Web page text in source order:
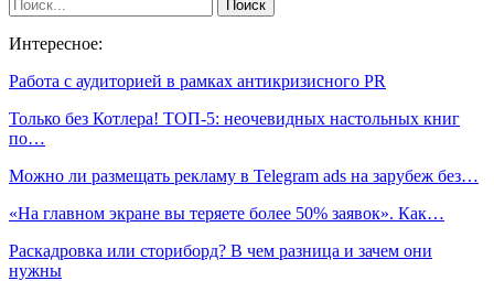
Интересное:
Работа с аудиторией в рамках антикризисного PR
Только без Котлера! ТОП-5: неочевидных настольных книг
по…
Можно ли размещать рекламу в Telegram ads на зарубеж без…
«На главном экране вы теряете более 50% заявок». Как…
Раскадровка или сториборд? В чем разница и зачем они
нужны